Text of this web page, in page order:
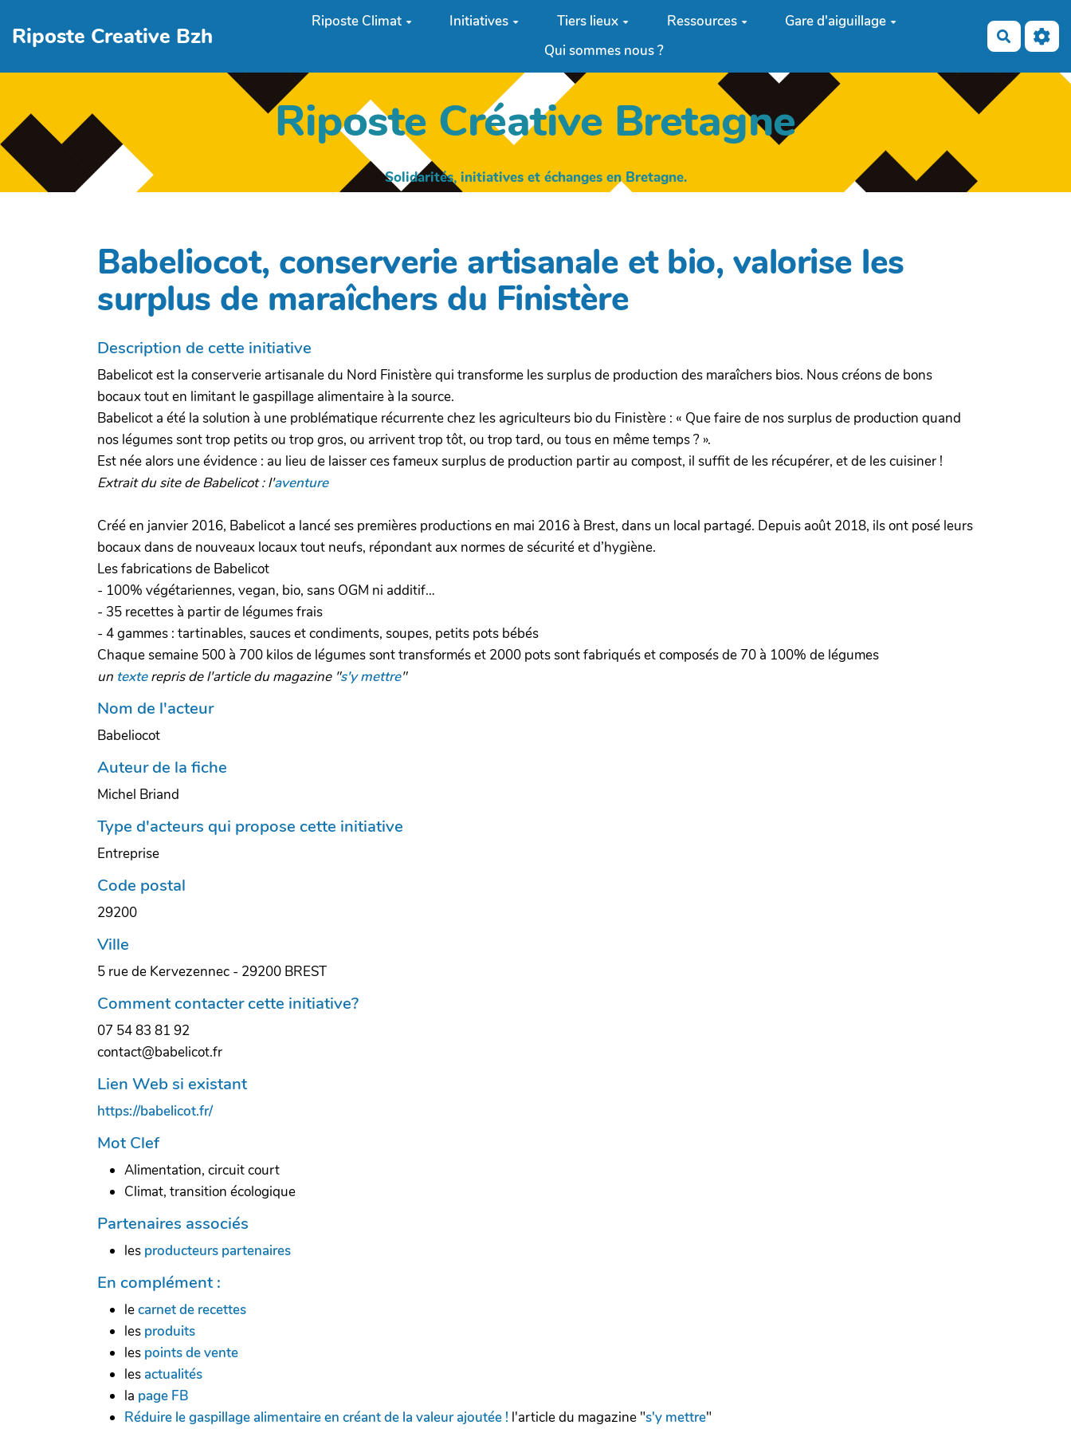
Riposte Creative Bzh
Riposte Climat Initiatives Tiers lieux Ressources
Gare d'aiguillage
Qui sommes nous ?
Riposte Créative Bretagne
Solidarités, initiatives et échanges en Bretagne.
Babeliocot, conserverie artisanale et bio, valorise les
surplus de maraîchers du Finistère
Description de cette initiative
Babelicot est la conserverie artisanale du Nord Finistère qui transforme les surplus de production des maraîchers bios. Nous créons de bons
bocaux tout en limitant le gaspillage alimentaire à la source.
Babelicot a été la solution à une problématique récurrente chez les agriculteurs bio du Finistère : « Que faire de nos surplus de production quand
nos légumes sont trop petits ou trop gros, ou arrivent trop tôt, ou trop tard, ou tous en même temps ? ».
Est née alors une évidence : au lieu de laisser ces fameux surplus de production partir au compost, il suffit de les récupérer, et de les cuisiner !
Extrait du site de Babelicot : l'aventure
Créé en janvier 2016, Babelicot a lancé ses premières productions en mai 2016 à Brest, dans un local partagé. Depuis août 2018, ils ont posé leurs
bocaux dans de nouveaux locaux tout neufs, répondant aux normes de sécurité et d’hygiène.
Les fabrications de Babelicot
- 100% végétariennes, vegan, bio, sans OGM ni additif…
- 35 recettes à partir de légumes frais
- 4 gammes : tartinables, sauces et condiments, soupes, petits pots bébés
Chaque semaine 500 à 700 kilos de légumes sont transformés et 2000 pots sont fabriqués et composés de 70 à 100% de légumes
un texterepris de l'article du magazine "s'y mettre"
Nom de l'acteur
Babeliocot
Auteur de la fiche
Michel Briand
Type d'acteurs qui propose cette initiative
Entreprise
Code postal
29200
Ville
5 rue de Kervezennec - 29200 BREST
Comment contacter cette initiative?
07 54 83 81 92
contact@babelicot.fr
Lien Web si existant
https://babelicot.fr/
Mot Clef
Alimentation, circuit court
Climat, transition écologique
Partenaires associés
les producteurs partenaires
En complément :
lecarnet de recettes
les produits
les points de vente
les actualités
la page FB
Réduire le gaspillage alimentaire en créant de la valeur ajoutée ! l'article du magazine "s'y mettre"